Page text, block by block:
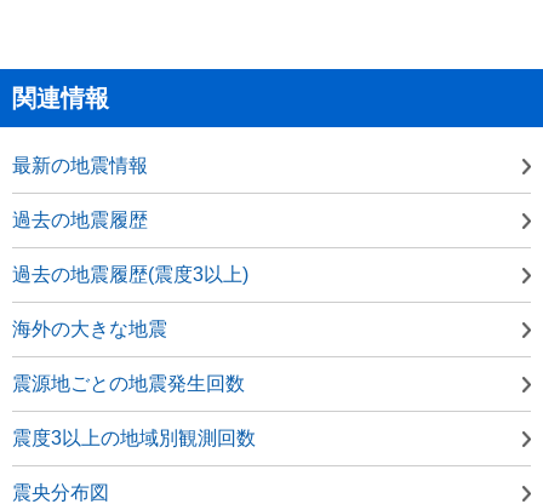
関連情報
最新の地震情報
過去の地震履歴
過去の地震履歴(震度3以上)
海外の大きな地震
震源地ごとの地震発生回数
震度3以上の地域別観測回数
震央分布図